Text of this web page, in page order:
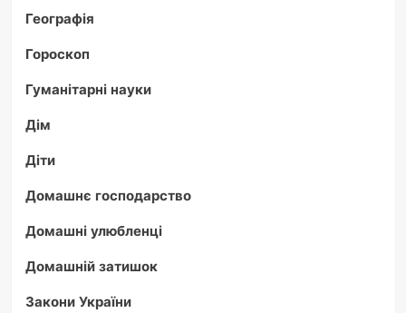
Географія
Гороскоп
Гуманітарні науки
Дім
Діти
Домашнє господарство
Домашні улюбленці
Домашній затишок
Закони України